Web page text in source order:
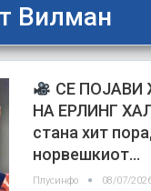
Вилман
СЕ ПОЈАВИ
НА ЕРЛИНГ
стана хит
норвешкиот…
Плусинфо 08/07/